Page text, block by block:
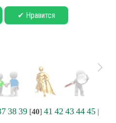
✔ Нравится
38 39[40] 41 42 43 44 45|